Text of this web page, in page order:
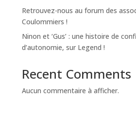
Retrouvez-nous au forum des
Coulommiers !
Ninon et ‘Gus’ : une histoire de
d’autonomie, sur Legend !
Recent Comments
Aucun commentaire à afficher.